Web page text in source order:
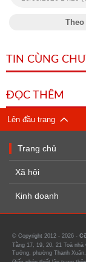
TIN CÙNG
ĐỌC THÊM
Lên đầu trang
Trang chủ
Xã hội
Kinh doanh
© Copyright 2012 - 2026 -
Tầng 17, 19, 20, 21 Toà
Tưởng, phường Thanh